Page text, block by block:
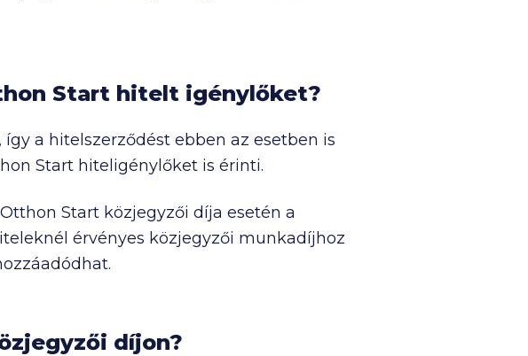
Start hitelt igénylőket?
a hitelszerződést ebben az esetben is
Start hiteligénylőket is érinti.
Start közjegyzői díja esetén a
érvényes közjegyzői munkadíjhoz
díjon?